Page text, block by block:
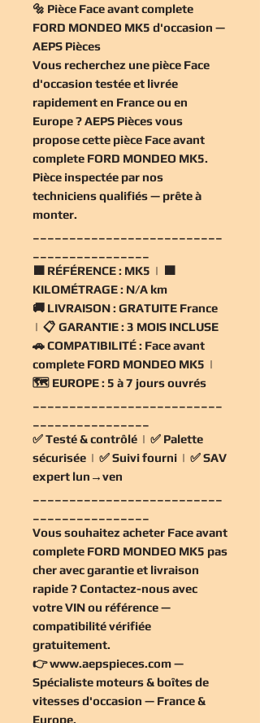
🔩 Pièce Face avant complete
FORD MONDEO MK5 d'occasion —
AEPS Pièces
Vous recherchez une pièce Face
d'occasion testée et livrée
rapidement en France ou en
Europe ? AEPS Pièces vous
propose cette pièce Face avant
complete FORD MONDEO MK5.
Pièce inspectée par nos
techniciens qualifiés — prête à
monter.
🟧 RÉFÉRENCE : MK5 | 🟧
KILOMÉTRAGE : N/A km
🚚 LIVRAISON : GRATUITE France
| 📋 GARANTIE : 3 MOIS INCLUSE
🚗COMPATIBILITÉ : Face avant
complete FORD MONDEO MK5 |
🗺️ EUROPE : 5 à 7 jours ouvrés
✅Testé & contrôlé | ✅ Palette
sécurisée | ✅Suivi fourni | ✅SAV
expert lun→ven
Vous souhaitez acheter Face avant
complete FORD MONDEO MK5 pas
cheravec garantie et livraison
rapide ? Contactez-nous avec
votre VIN ou référence —
compatibilité vérifiée
gratuitement.
👉www.aepspieces.com—
Spécialiste moteurs & boîtes de
vitesses d'occasion — France &
Europe.